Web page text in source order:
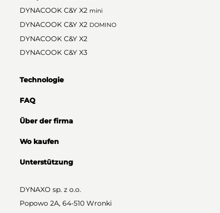
DYNACOOK C&Y X2 mini
DYNACOOK C&Y X2 DOMINO
DYNACOOK C&Y X2
DYNACOOK C&Y X3
Technologie
FAQ
Über der firma
Wo kaufen
Unterstützung
DYNAXO sp. z o.o.
Popowo 2A, 64-510 Wronki